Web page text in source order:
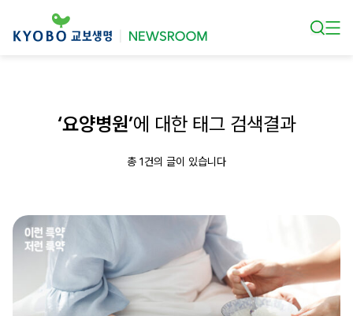
‘요양병원’에 대한 태그 검색결과
총 1건의 글이 있습니다